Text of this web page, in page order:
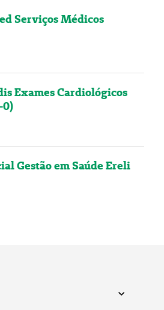
Serviços Médicos
Exames Cardiológicos
0)
Gestão em Saúde Ereli